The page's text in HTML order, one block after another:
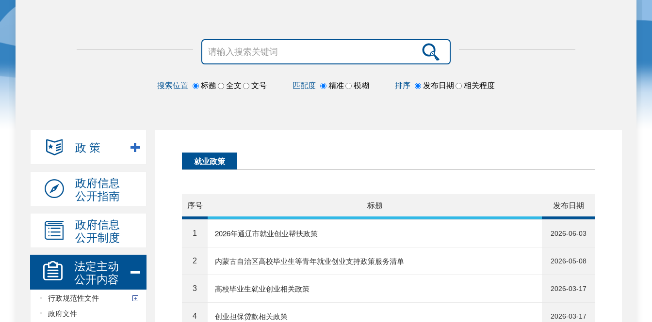
搜索位置 标题 全文 文号 匹配度 精准 模糊 排序 发布日期 相关程度
政 策
政府信息
公开指南
政府信息
公开制度
法定主动
公开内容
行政规范性文件
政府文件
就业政策
序号 标题 发布日期
1 2026年通辽市就业创业帮扶政策 2026-06-03
2 内蒙古自治区高校毕业生等青年就业创业支持政策服务清单 2026-05-08
3 高校毕业生就业创业相关政策 2026-03-17
4 创业担保贷款相关政策 2026-03-17